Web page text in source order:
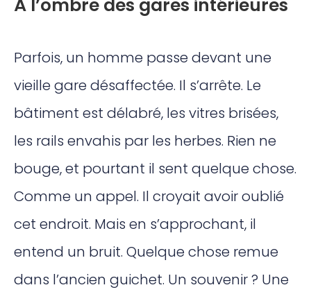
À l’ombre des gares intérieures
Parfois, un homme passe devant une
vieille gare désaffectée. Il s’arrête. Le
bâtiment est délabré, les vitres brisées,
les rails envahis par les herbes. Rien ne
bouge, et pourtant il sent quelque chose.
Comme un appel. Il croyait avoir oublié
cet endroit. Mais en s’approchant, il
entend un bruit. Quelque chose remue
dans l’ancien guichet. Un souvenir ? Une